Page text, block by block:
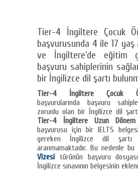
Tier-4 İngiltere Çocuk
başvurusunda 4 ile 17 yaş
ve İngiltere’de eğitim
başvuru sahiplerinin
bir İngilizce dil şartı
Tier-4 İngiltere Çocuk
başvurularında başvuru
zorunlu olan bir İngilizce dil
Tier-4 İngiltere Uzun Dönem
başvurusu için bir IELTS
gereken İngilizce dil
aranmamaktadır. Bu nedenle bu
Vizesi türünün başvuru
İngilizce sınavının belgesinin